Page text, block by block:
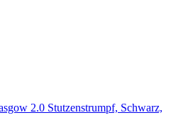
2.0 Stutzenstrumpf, Schwarz,